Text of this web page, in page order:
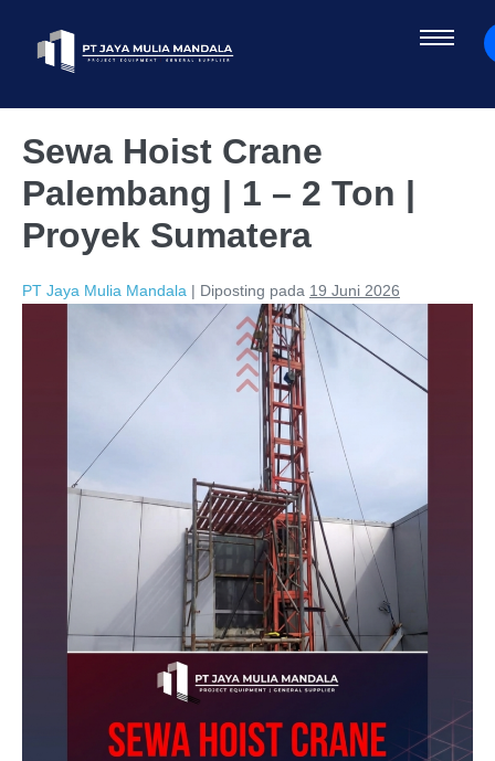
Sewa Hoist Crane
Palembang | 1 – 2 Ton |
Proyek Sumatera
PT Jaya Mulia Mandala | Diposting pada 19 Juni 2026